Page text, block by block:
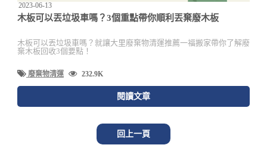
2023-06-13
木板可以丟垃圾車嗎？3個重點帶你順利丟棄廢木板
木板可以丟垃圾車嗎？就讓大里廢棄物清運推薦一福搬家帶你了解廢
棄木板回收3個要點！
廢棄物清運 232.9K
閱讀文章
回上一頁